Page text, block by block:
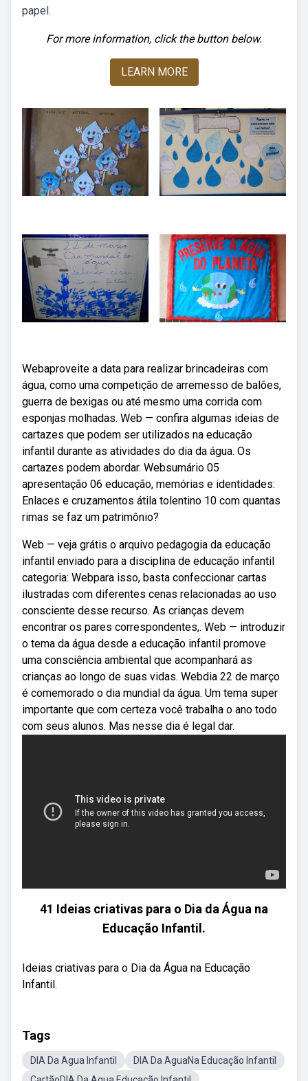
papel.
For more information, click the button below.
LEARN MORE
Webaproveite a data para realizar brincadeiras com
água, como uma competição de arremesso de balões,
guerra de bexigas ou até mesmo uma corrida com
esponjas molhadas. Web — confira algumas ideias de
cartazes que podem ser utilizados na educação
infantil durante as atividades do dia da água. Os
cartazes podem abordar. Websumário 05
apresentação 06 educação, memórias e identidades:
Enlaces e cruzamentos átila tolentino 10 com quantas
rimas se faz um patrimônio?
Web — veja grátis o arquivo pedagogia da educação
infantil enviado para a disciplina de educação infantil
categoria: Webpara isso, basta confeccionar cartas
ilustradas com diferentes cenas relacionadas ao uso
consciente desse recurso. As crianças devem
encontrar os pares correspondentes,. Web — introduzir
o tema da água desde a educação infantil promove
uma consciência ambiental que acompanhará as
crianças ao longo de suas vidas. Webdia 22 de março
é comemorado o dia mundial da água. Um tema super
importante que com certeza você trabalha o ano todo
com seus alunos. Mas nesse dia é legal dar.
41 Ideias criativas para o Dia da Água na
Educação Infantil.
Ideias criativas para o Dia da Água na Educação
Infantil.
Tags
DIA Da Agua Infantil
DIA Da AguaNa Educação Infantil